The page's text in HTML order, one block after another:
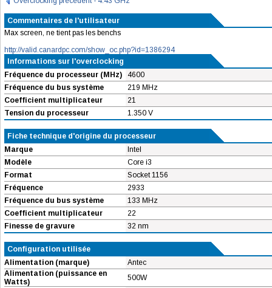
Commentaires de l'utilisateur
Max screen, ne tient pas les benchs
http://valid.canardpc.com/show_oc.php?id=1386294
Informations sur l'overclocking
Fréquence du processeur (MHz)
4600
Fréquence du bus système
219 MHz
Coefficient multiplicateur
21
Tension du processeur
1.350 V
Fiche technique d'origine du processeur
Marque
Intel
Modèle
Core i3
Format
Socket 1156
Fréquence
2933
Fréquence du bus système
133 MHz
Coefficient multiplicateur
22
Finesse de gravure
32 nm
Configuration utilisée
Alimentation (marque)
Antec
Alimentation (puissance en
Watts)
500W